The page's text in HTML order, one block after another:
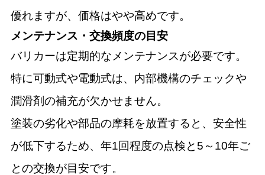
優れますが、価格はやや高めです。
メンテナンス・交換頻度の目安
バリカーは定期的なメンテナンスが必要です。
特に可動式や電動式は、内部機構のチェックや
潤滑剤の補充が欠かせません。
塗装の劣化や部品の摩耗を放置すると、安全性
が低下するため、年1回程度の点検と5～10年ご
との交換が目安です。